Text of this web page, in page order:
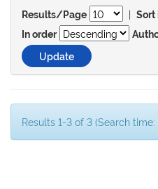
Results/Page | Sort
In order
Results 1-3 of 3 (Search